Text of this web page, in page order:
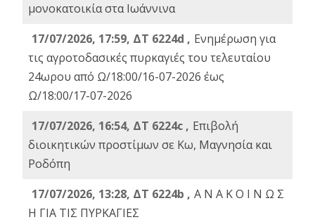
μονοκατοικία στα Ιωάννινα
17/07/2026, 17:59, ΔΤ 6224d , Ενημέρωση για
τις αγροτοδασικές πυρκαγιές του τελευταίου
24ωρου από Ω/18:00/16-07-2026 έως
Ω/18:00/17-07-2026
17/07/2026, 16:54, ΔΤ 6224c , Επιβολή
διοικητικών προστίμων σε Κω, Μαγνησία και
Ροδόπη
17/07/2026, 13:28, ΔΤ 6224b , Α Ν Α Κ Ο Ι Ν Ω Σ
Η ΓΙΑ ΤΙΣ ΠΥΡΚΑΓΙΕΣ